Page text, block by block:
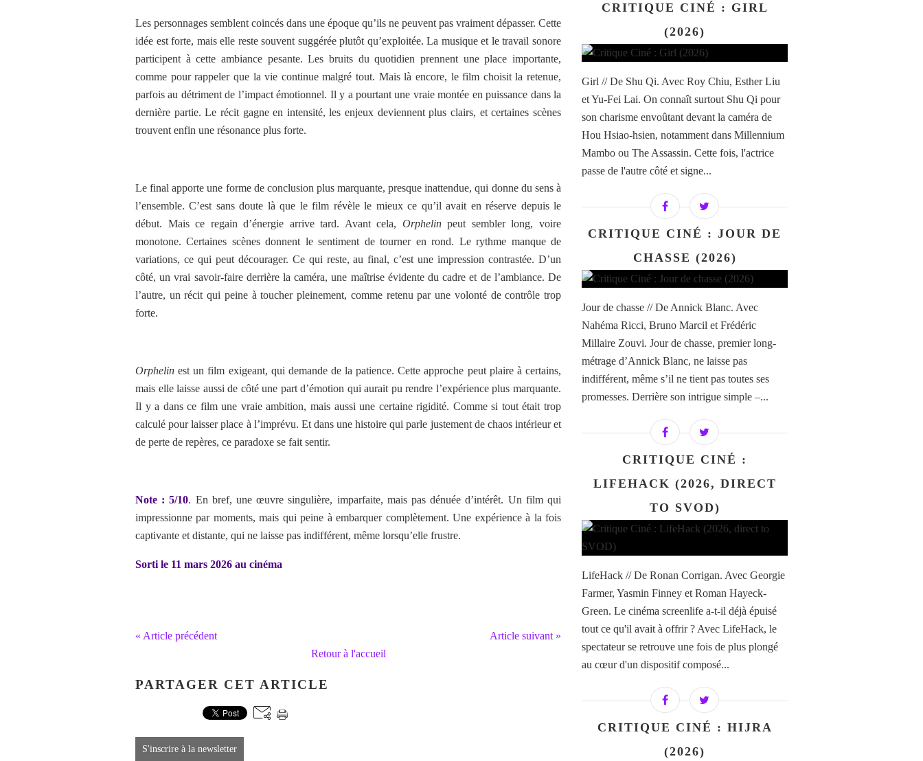
Les personnages semblent coincés dans une époque qu’ils ne peuvent pas vraiment dépasser. Cette
idée est forte, mais elle reste souvent suggérée plutôt qu’exploitée. La musique et le travail sonore
participent à cette ambiance pesante. Les bruits du quotidien prennent une place importante,
comme pour rappeler que la vie continue malgré tout. Mais là encore, le film choisit la retenue,
parfois au détriment de l’impact émotionnel. Il y a pourtant une vraie montée en puissance dans la
dernière partie. Le récit gagne en intensité, les enjeux deviennent plus clairs, et certaines scènes
trouvent enfin une résonance plus forte.
Le final apporte une forme de conclusion plus marquante, presque inattendue, qui donne du sens à
l’ensemble. C’est sans doute là que le film révèle le mieux ce qu’il avait en réserve depuis le
début. Mais ce regain d’énergie arrive tard. Avant cela, Orphelinpeut sembler long, voire
monotone. Certaines scènes donnent le sentiment de tourner en rond. Le rythme manque de
variations, ce qui peut décourager. Ce qui reste, au final, c’est une impression contrastée. D’un
côté, un vrai savoir-faire derrière la caméra, une maîtrise évidente du cadre et de l’ambiance. De
l’autre, un récit qui peine à toucher pleinement, comme retenu par une volonté de contrôle trop
forte.
Orphelin est un film exigeant, qui demande de la patience. Cette approche peut plaire à certains,
mais elle laisse aussi de côté une part d’émotion qui aurait pu rendre l’expérience plus marquante.
Il y a dans ce film une vraie ambition, mais aussi une certaine rigidité. Comme si tout était trop
calculé pour laisser place à l’imprévu. Et dans une histoire qui parle justement de chaos intérieur et
de perte de repères, ce paradoxe se fait sentir.
Note : 5/10. En bref,une œuvre singulière, imparfaite, mais pas dénuée d’intérêt. Un film qui
impressionne par moments, mais qui peine à embarquer complètement. Une expérience à la fois
captivante et distante, qui ne laisse pas indifférent, même lorsqu’elle frustre.
Sorti le 11 mars 2026 au cinéma
« Article précédent
Article suivant »
Retour à l'accueil
PARTAGER CET ARTICLE
S'inscrire à la newsletter
CRITIQUE CINÉ : GIRL
(2026)
Girl // De Shu Qi. Avec Roy Chiu, Esther Liu
et Yu-Fei Lai. On connaît surtout Shu Qi pour
son charisme envoûtant devant la caméra de
Hou Hsiao-hsien, notamment dans Millennium
Mambo ou The Assassin. Cette fois, l'actrice
passe de l'autre côté et signe...
CRITIQUE CINÉ : JOUR DE
CHASSE (2026)
Jour de chasse // De Annick Blanc. Avec
Nahéma Ricci, Bruno Marcil et Frédéric
Millaire Zouvi. Jour de chasse, premier long-
métrage d’Annick Blanc, ne laisse pas
indifférent, même s’il ne tient pas toutes ses
promesses. Derrière son intrigue simple –...
CRITIQUE CINÉ :
LIFEHACK (2026, DIRECT
TO SVOD)
LifeHack // De Ronan Corrigan. Avec Georgie
Farmer, Yasmin Finney et Roman Hayeck-
Green. Le cinéma screenlife a-t-il déjà épuisé
tout ce qu'il avait à offrir ? Avec LifeHack, le
spectateur se retrouve une fois de plus plongé
au cœur d'un dispositif composé...
CRITIQUE CINÉ : HIJRA
(2026)